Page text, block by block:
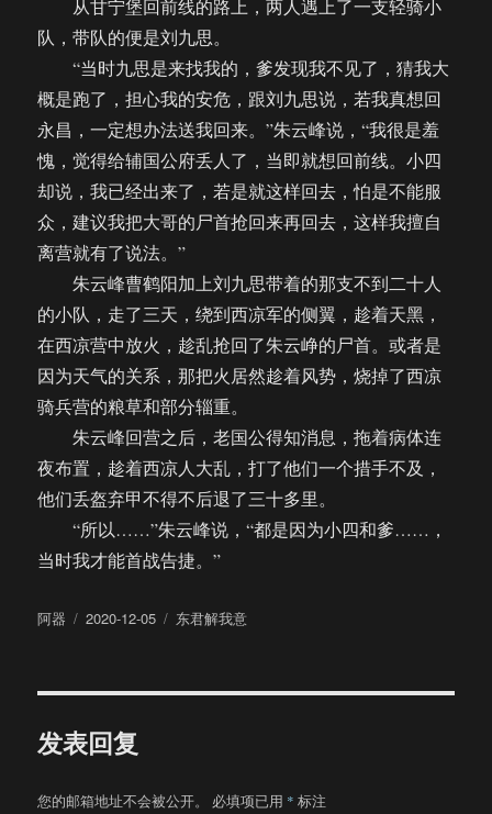
从甘宁堡回前线的路上，两人遇上了一支轻骑小
队，带队的便是刘九思。
“当时九思是来找我的，爹发现我不见了，猜我大
概是跑了，担心我的安危，跟刘九思说，若我真想回
永昌，一定想办法送我回来。”朱云峰说，“我很是羞
愧，觉得给辅国公府丢人了，当即就想回前线。小四
却说，我已经出来了，若是就这样回去，怕是不能服
众，建议我把大哥的尸首抢回来再回去，这样我擅自
离营就有了说法。”
朱云峰曹鹤阳加上刘九思带着的那支不到二十人
的小队，走了三天，绕到西凉军的侧翼，趁着天黑，
在西凉营中放火，趁乱抢回了朱云峥的尸首。或者是
因为天气的关系，那把火居然趁着风势，烧掉了西凉
骑兵营的粮草和部分辎重。
朱云峰回营之后，老国公得知消息，拖着病体连
夜布置，趁着西凉人大乱，打了他们一个措手不及，
他们丢盔弃甲不得不后退了三十多里。
“所以……”朱云峰说，“都是因为小四和爹……，
当时我才能首战告捷。”
作
阿器
发
2020-12-05
分
东君解我意
发表回复
您的邮箱地址不会被公开。 必填项已用 * 标注